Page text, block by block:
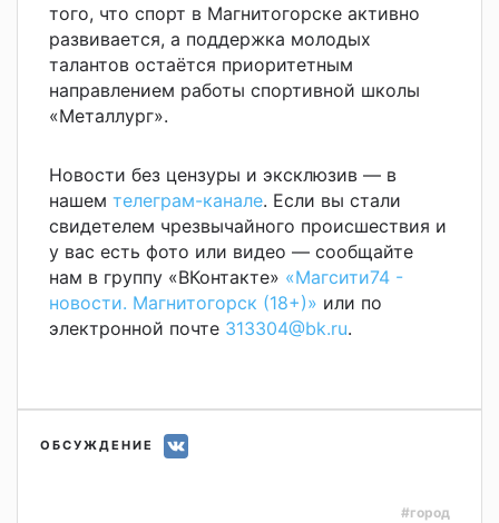
того, что спорт в Магнитогорске активно
развивается, а поддержка молодых
талантов остаётся приоритетным
направлением работы спортивной школы
«Металлург».
Новости без цензуры и эксклюзив — в
нашем телеграм-канале. Если вы стали
свидетелем чрезвычайного происшествия и
у вас есть фото или видео — сообщайте
нам в группу «ВКонтакте» «Магсити74 -
новости. Магнитогорск (18+)» или по
электронной почте 313304@bk.ru.
ОБСУЖДЕНИЕ
#город